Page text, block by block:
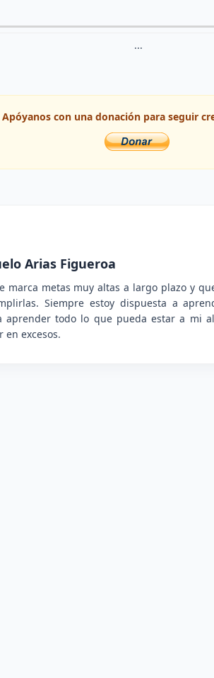
...
Apóyanos con una donación para seguir
Arias Figueroa
marca metas muy altas a largo plazo y
Siempre estoy dispuesta a
aprender todo lo que pueda estar a mi
en excesos.